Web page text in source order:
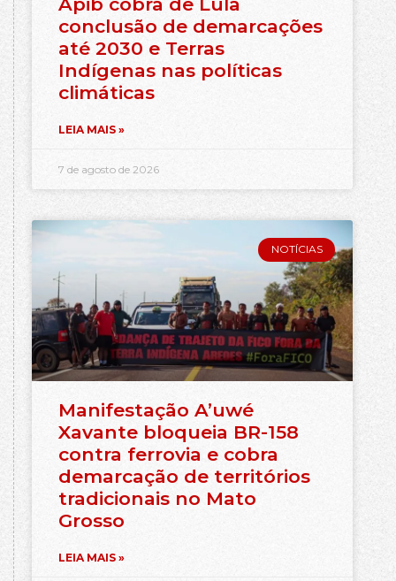
conclusão de demarcações
até 2030 e Terras
Indígenas nas políticas
climáticas
LEIA MAIS »
7 de agosto de 2026
NOTÍCIAS
Manifestação A’uwé
Xavante bloqueia BR-158
contra ferrovia e cobra
demarcação de territórios
tradicionais no Mato
Grosso
LEIA MAIS »